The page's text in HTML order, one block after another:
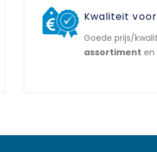
Kwaliteit
Goede prijs/
assortiment en